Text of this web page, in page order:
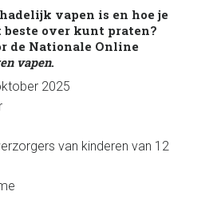
vapen is en hoe je
over kunt praten?
de Nationale Online
vapen.
2025
van kinderen van 12